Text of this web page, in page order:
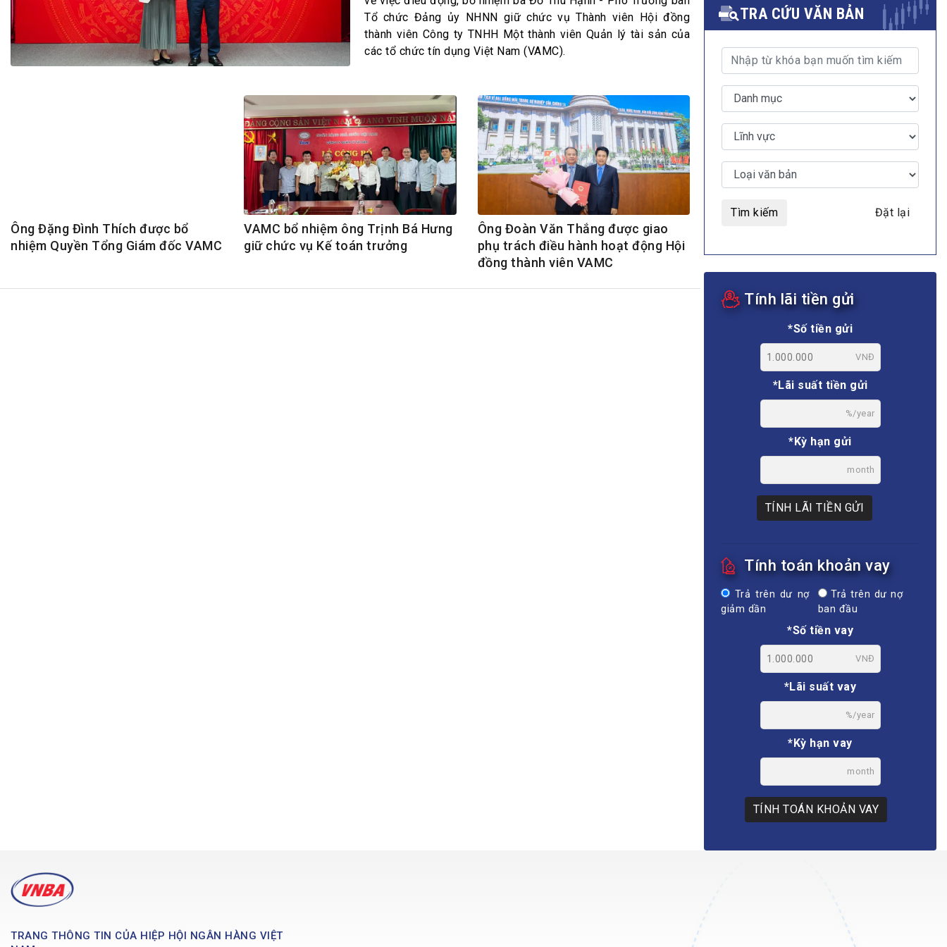
Bộ Chuẩn mực Đạo đức nghề nghiệp
Đấu giá tài sản
Thanh toán –Thẻ
Nhà quản trị
ĐẤU GIÁ TÀI SẢN TUYỂN DỤNG
MULTIMEDIA
Video
E-magazines
Tổ chức Đảng ủy NHNN giữ chức vụ Thành viên Hội đồng
thành viên Công ty TNHH Một thành viên Quản lý tài sản của
các tổ chức tín dụng Việt Nam (VAMC).
Ông Đặng Đình Thích được bổ
nhiệm Quyền Tổng Giám đốc VAMC
VAMC bổ nhiệm ông Trịnh Bá Hưng
giữ chức vụ Kế toán trưởng
Ông Đoàn Văn Thắng được giao
phụ trách điều hành hoạt động Hội
đồng thành viên VAMC
TRA CỨU VĂN BẢN
Tìm kiếm Đặt lại
Tính lãi tiền gửi
*Số tiền gửi
VNĐ
*Lãi suất tiền gửi
%/year
*Kỳ hạn gửi
month
TÍNH LÃI TIỀN GỬI
Tính toán khoản vay
Trả trên dư nợ
giảm dần
Trả trên dư nợ
ban đầu
*Số tiền vay
VNĐ
*Lãi suất vay
%/year
*Kỳ hạn vay
month
TÍNH TOÁN KHOẢN VAY
TRANG THÔNG TIN CỦA HIỆP HỘI NGÂN HÀNG VIỆT